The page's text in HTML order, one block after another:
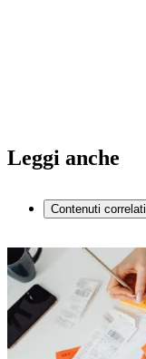
Leggi anche
Contenuti correlati